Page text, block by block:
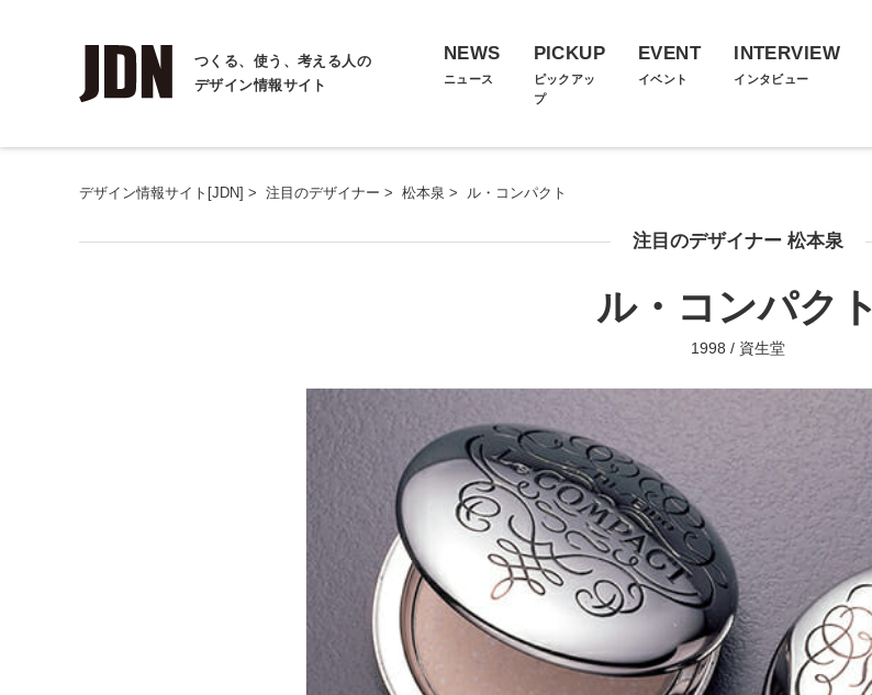
つくる、使う、考える人の
デザイン情報サイト
NEWS
ニュース
PICKUP
ピックアッ
プ
EVENT
イベント
INTERVIEW
インタビュー
デザイン情報サイト[JDN] > 注目のデザイナー > 松本泉 > ル・コンパクト
注目のデザイナー 松本泉
ル・コンパクト
1998 / 資生堂